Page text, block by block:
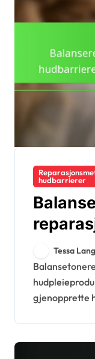
hudbarrierer
Tessa
Balansetonere er essensielle flytende
gjenopprette